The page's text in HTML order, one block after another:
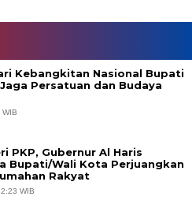
Kebangkitan Nasional Bupati
Persatuan dan Budaya
PKP, Gubernur Al Haris
Bupati/Wali Kota Perjuangkan
Rakyat
WIB